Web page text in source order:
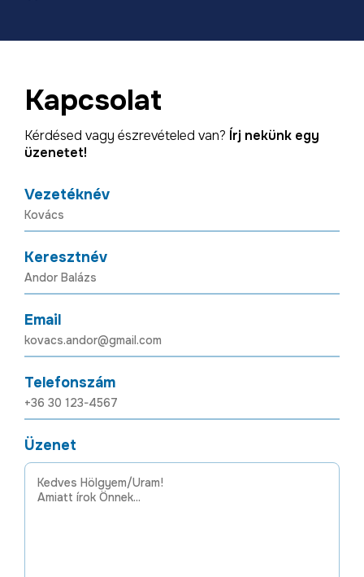
Kapcsolat
Kérdésed vagy észrevételed van? Írj nekünk egy
üzenetet!
Vezetéknév
Keresztnév
Email
Telefonszám
Üzenet